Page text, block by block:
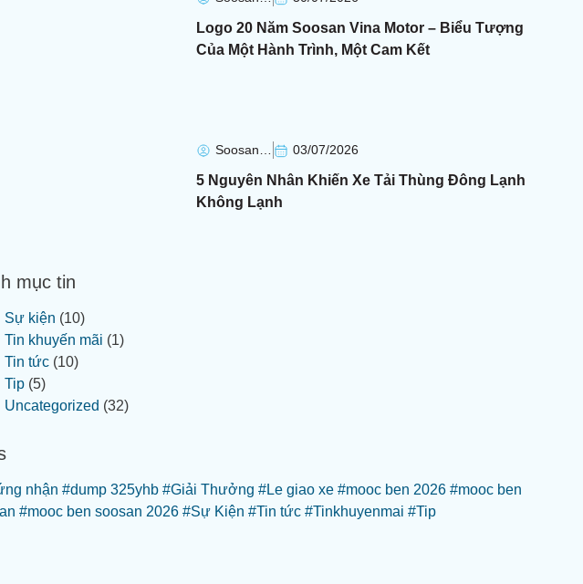
Logo 20 Năm Soosan Vina Motor – Biểu Tượng
Của Một Hành Trình, Một Cam Kết
Soosan Soosan 03/07/2026
5 Nguyên Nhân Khiến Xe Tải Thùng Đông Lạnh
Không Lạnh
mục tin
Sự kiện (10)
Tin khuyến mãi (1)
Tin tức (10)
Tip (5)
Uncategorized (32)
nhận #dump 325yhb #Giải Thưởng #Le giao xe #mooc ben 2026 #mooc ben
#mooc ben soosan 2026 #Sự Kiện #Tin tức #Tinkhuyenmai #Tip